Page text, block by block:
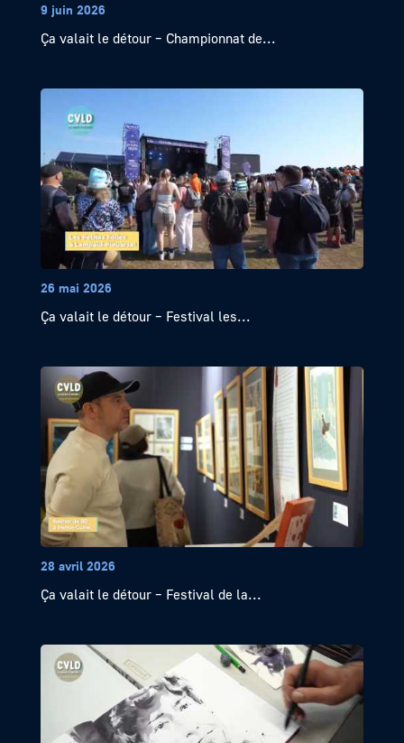
9 juin 2026
Ça valait le détour – Championnat de...
26 mai 2026
Ça valait le détour – Festival les...
28 avril 2026
Ça valait le détour – Festival de la...